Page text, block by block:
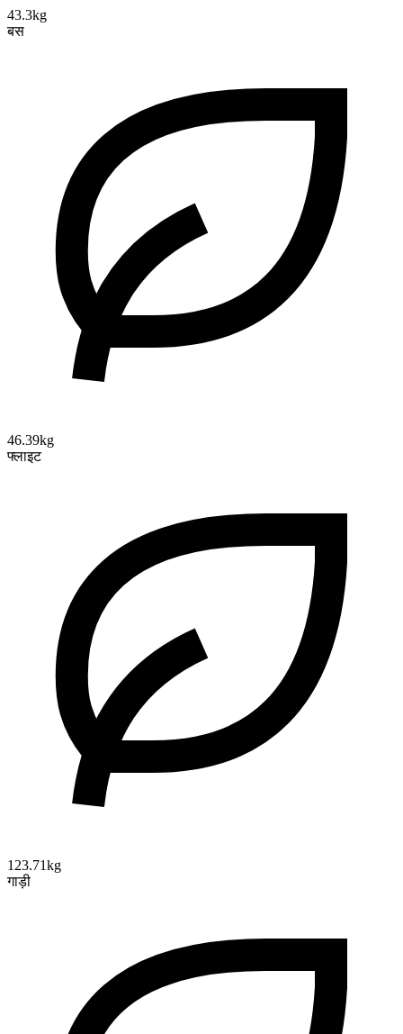
43.3kg
बस
46.39kg
फ्लाइट
123.71kg
गाड़ी